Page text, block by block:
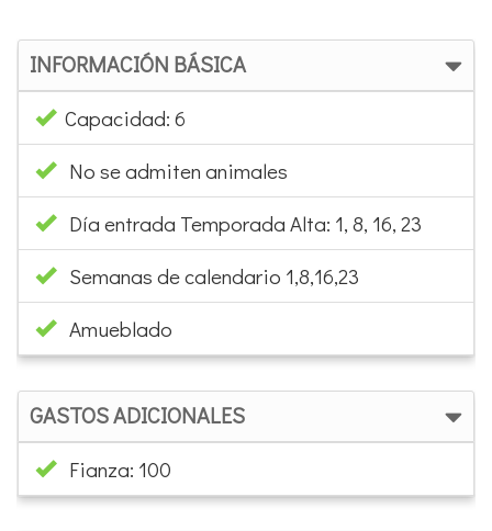
INFORMACIÓN BÁSICA
Capacidad: 6
No se admiten animales
Día entrada Temporada Alta: 1, 8, 16, 23
Semanas de calendario 1,8,16,23
Amueblado
GASTOS ADICIONALES
Fianza: 100